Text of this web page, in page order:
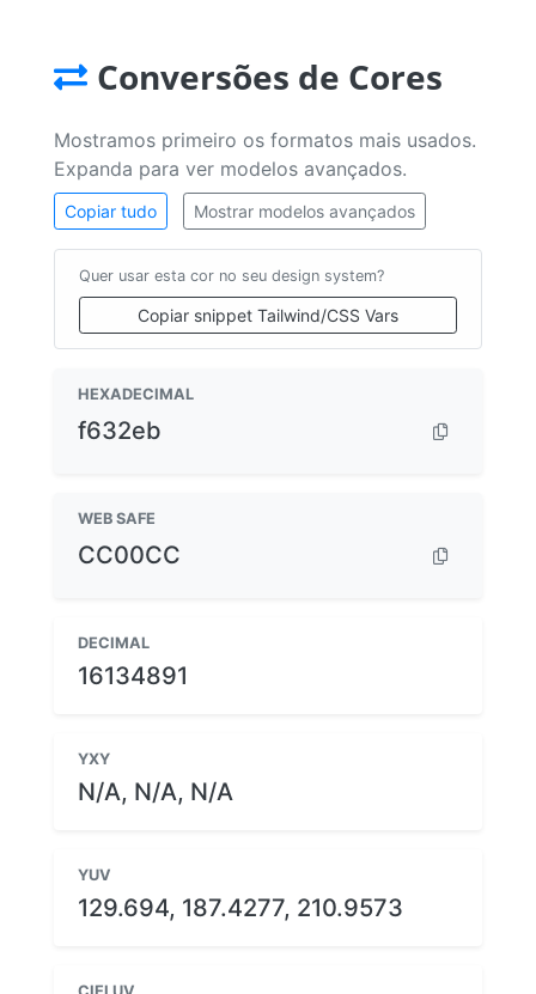
Conversões de Cores
Mostramos primeiro os formatos mais usados.
Expanda para ver modelos avançados.
Copiar tudo Mostrar modelos avançados
Quer usar esta cor no seu design system?
Copiar snippet Tailwind/CSS Vars
HEXADECIMAL
f632eb
WEB SAFE
CC00CC
DECIMAL
16134891
YXY
N/A, N/A, N/A
YUV
129.694, 187.4277, 210.9573
CIELUV